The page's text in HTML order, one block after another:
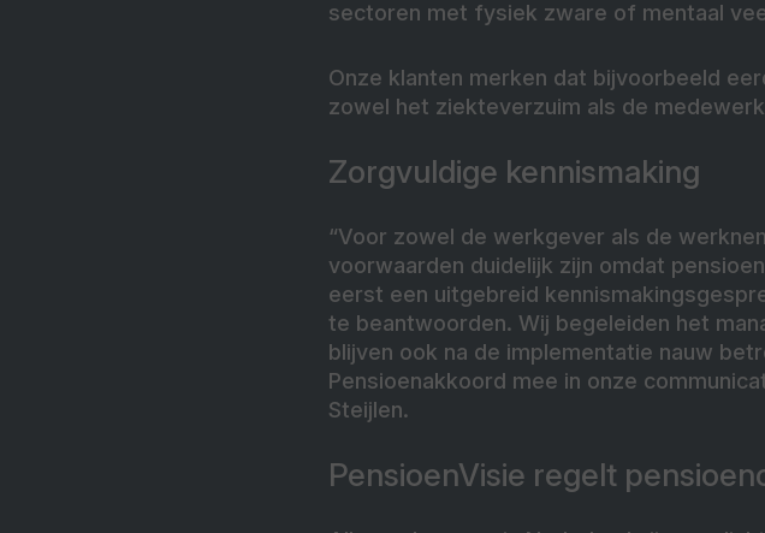
sectoren met fysiek zware of mentaal
Onze klanten merken dat bijvoorbeeld
zowel het ziekteverzuim als de
Zorgvuldige kennismaking
“Voor zowel de werkgever als de
voorwaarden duidelijk zijn omdat
eerst een uitgebreid
te beantwoorden. Wij begeleiden het
blijven ook na de implementatie nauw
Pensioenakkoord mee in onze
Steijlen.
PensioenVisie regelt